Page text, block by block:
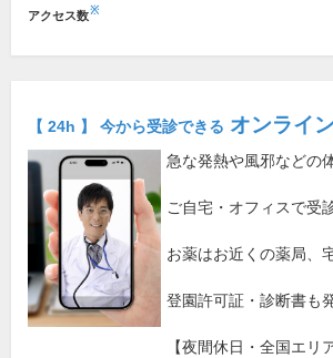
アクセス数※
【 24h 】 今から受診できる オンライ
急な発熱や風邪などの
ご自宅・オフィスで受
お薬はお近くの薬局、
登園許可証・診断書も
【夜間休日・全国エリア